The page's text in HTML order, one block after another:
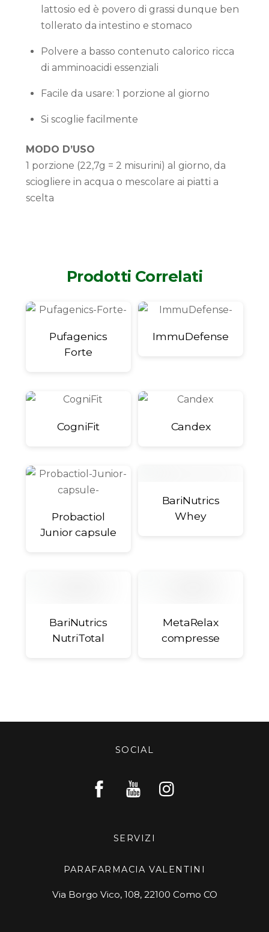
lattosio ed è povero di grassi dunque ben
tollerato da intestino e stomaco
Polvere a basso contenuto calorico ricca
di amminoacidi essenziali
Facile da usare: 1 porzione al giorno
Si scoglie facilmente
MODO D’USO
1 porzione (22,7g = 2 misurini) al giorno, da
sciogliere in acqua o mescolare ai piatti a
scelta
Prodotti Correlati
Pufagenics
Forte
ImmuDefense
CogniFit Candex
Probactiol
Junior capsule
BariNutrics
Whey
BariNutrics
NutriTotal
MetaRelax
compresse
SOCIAL
SERVIZI
PARAFARMACIA VALENTINI
Via Borgo Vico, 108, 22100 Como CO